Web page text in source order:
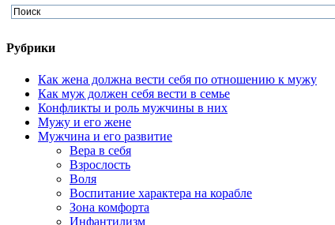
Рубрики
Как жена должна вести себя по отношению к мужу
Как муж должен себя вести в семье
Конфликты и роль мужчины в них
Мужу и его жене
Мужчина и его развитие
Вера в себя
Взрослость
Воля
Воспитание характера на корабле
Зона комфорта
Инфантилизм